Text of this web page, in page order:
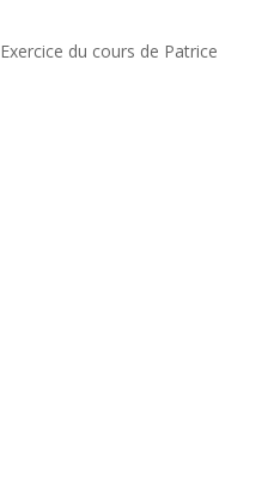
Exercice du cours de Patrice